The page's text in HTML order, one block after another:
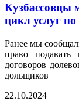
Кузбассовцы
цикл услуг по
Ранее мы
право подавать
договоров
дольщиков
22.10.2024